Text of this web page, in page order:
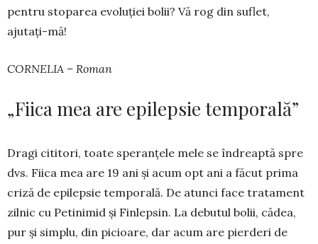
pentru stoparea evoluției bolii? Vă rog din suflet,
ajutați-mă!
CORNELIA – Roman
„Fiica mea are epilepsie temporală”
Dragi cititori, toate speranțele mele se în­dreap­­­tă spre
dvs. Fiica mea are 19 ani și acum opt ani a fă­cut prima
criză de epilepsie temporală. De atunci face tra­tament
zilnic cu Pe­tinimid și Fi­nlepsin. La debutul bolii, că­dea,
pur și simplu, din picioare, dar acum are pier­deri de